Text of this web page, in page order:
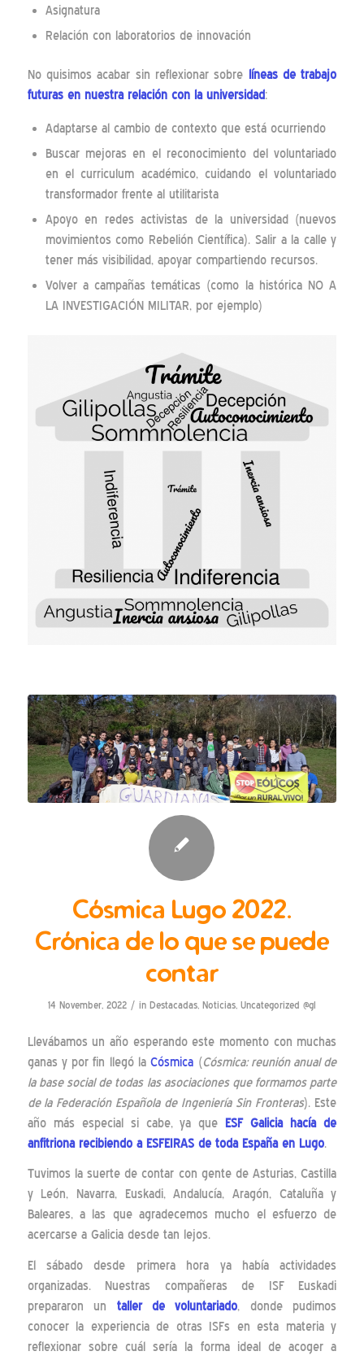
Asignatura
Relación con laboratorios de innovación
No quisimos acabar sin reflexionar sobre
líneas de trabajo
futuras en nuestra relación con la universidad:
Adaptarse al cambio de contexto que está ocurriendo
Buscar mejoras en el reconocimiento del voluntariado
en el curriculum académico, cuidando el voluntariado
transformador frente al utilitarista
Apoyo en redes activistas de la universidad (nuevos
movimientos como Rebelión Científica). Salir a la calle y
tener más visibilidad, apoyar compartiendo recursos.
Volver a campañas temáticas (como la histórica NO A
LA INVESTIGACIÓN MILITAR, por ejemplo)
Cósmica Lugo 2022.
Crónica de lo que se puede
contar
14 November, 2022 / in Destacadas, Noticias, Uncategorized @gl
Llevábamos un año esperando este momento con muchas
ganas y por fin llegó laCósmica (Cósmica: reunión anual de
la base social de todas las asociaciones que formamos parte
de la Federación Española de Ingeniería Sin Fronteras). Este
año más especial si cabe, ya que ESF Galicia hacía de
anfitriona recibiendo a ESFEIRAS de toda España en Lugo.
Tuvimos la suerte de contar con gente de Asturias, Castilla
y León, Navarra, Euskadi, Andalucía, Aragón, Cataluña y
Baleares, a las que agradecemos mucho el esfuerzo de
acercarse a Galicia desde tan lejos.
El sábado desde primera hora ya había actividades
organizadas. Nuestras compañeras de ISF Euskadi
prepararon un taller de voluntariado, donde pudimos
conocer la experiencia de otras ISFs en esta materia y
reflexionar sobre cuál sería la forma ideal de acoger a